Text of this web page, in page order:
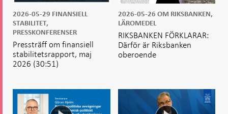
2026-05-29 FINANSIELL
STABILITET,
PRESSKONFERENSER
Pressträff om finansiell
stabilitetsrapport, maj
2026 (30:51)
2026-05-26 OM RIKSBANKEN,
LÄROMEDEL
RIKSBANKEN FÖRKLARAR:
Därför är Riksbanken
oberoende